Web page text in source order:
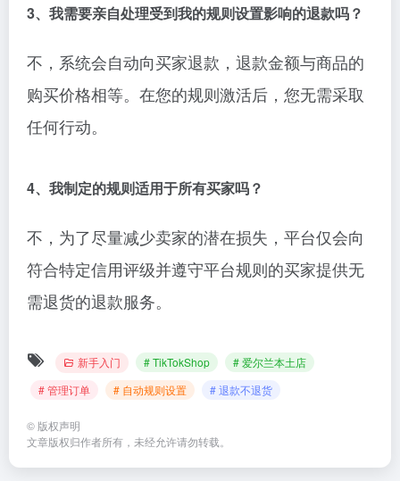
3、我需要亲自处理受到我的规则设置影响的退款吗？
不，系统会自动向买家退款，退款金额与商品的
购买价格相等。在您的规则激活后，您无需采取
任何行动。
4、我制定的规则适用于所有买家吗？
不，为了尽量减少卖家的潜在损失，平台仅会向
符合特定信用评级并遵守平台规则的买家提供无
需退货的退款服务。
新手入门 # TikTokShop
# 爱尔兰本土店
# 管理订单
# 自动规则设置 # 退款不退货
© 版权声明
文章版权归作者所有，未经允许请勿转载。